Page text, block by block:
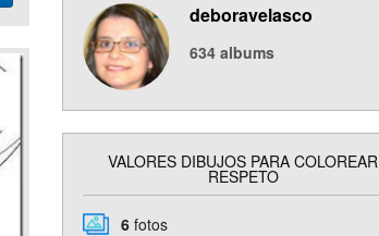
deboravelasco
634 albums
VALORES DIBUJOS PARA COLOREAR
RESPETO
6 fotos